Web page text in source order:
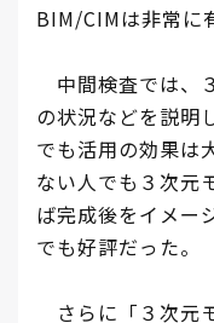
BIM/CIMは非常に
中間検査では、
の状況などを説明
でも活用の効果は
ない人でも３次元
ば完成後をイメー
でも好評だった。
さらに「３次元